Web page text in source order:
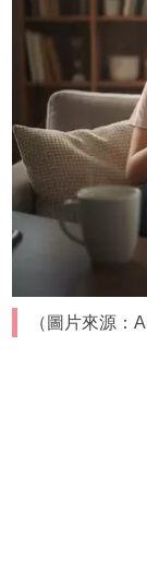
（圖片來源：